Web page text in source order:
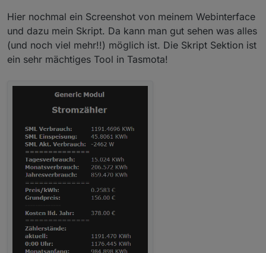
Hier nochmal ein Screenshot von meinem Webinterface
und dazu mein Skript. Da kann man gut sehen was alles
(und noch viel mehr!!) möglich ist. Die Skript Sektion ist
ein sehr mächtiges Tool in Tasmota!